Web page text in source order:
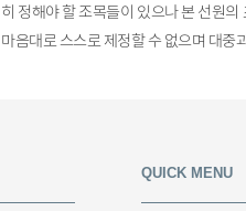
히 정해야 할 조목들이 있으나 본 선원
마음대로 스스로 제정할 수 없으며 대중
QUICK MENU